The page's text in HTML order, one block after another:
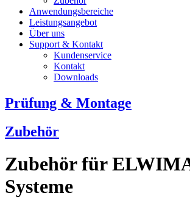
Anwendungsbereiche
Leistungsangebot
Über uns
Support & Kontakt
Kundenservice
Kontakt
Downloads
Prüfung & Montage
Zubehör
Zubehör für
Systeme